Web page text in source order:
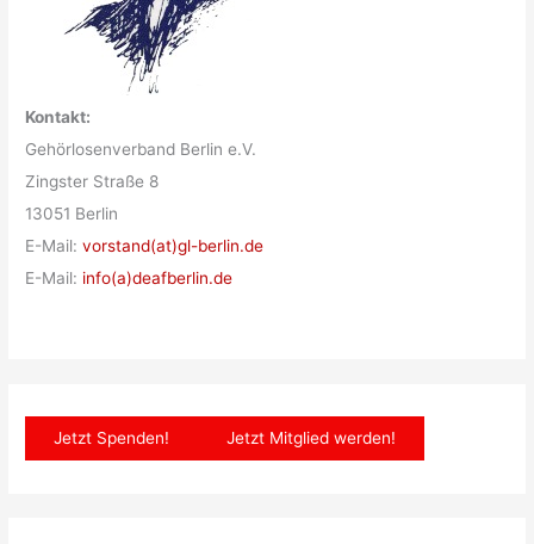
Kontakt:
Gehörlosenverband Berlin e.V.
Zingster Straße 8
13051 Berlin
E-Mail:vorstand(at)gl-berlin.de
E-Mail: info(a)deafberlin.de
Jetzt Spenden! Jetzt Mitglied werden!